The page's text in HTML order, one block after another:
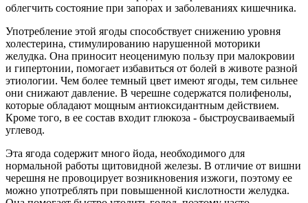
облегчить состояние при запорах и заболеваниях кишечника.
Употребление этой ягоды способствует снижению уровня
холестерина, стимулированию нарушенной моторики
желудка. Она приносит неоценимую пользу при малокровии
и гипертонии, помогает избавиться от болей в животе разной
этиологии. Чем более темный цвет имеют ягоды, тем сильнее
они снижают давление. В черешне содержатся полифенолы,
которые обладают мощным антиоксидантным действием.
Кроме того, в ее состав входит глюкоза - быстроусваиваемый
углевод.
Эта ягода содержит много йода, необходимого для
нормальной работы щитовидной железы. В отличие от вишни
черешня не провоцирует возникновения изжоги, поэтому ее
можно употреблять при повышенной кислотности желудка.